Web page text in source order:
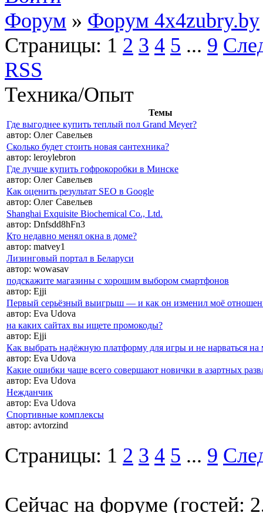
Форум » Форум 4x4zubry.by
Страницы: 1 2 3 4 5 ... 9
RSS
Техника/Опыт
Темы
Где выгоднее купить теплый пол Grand Meyer?
автор: Олег Савельев
Сколько будет стоить новая сантехника?
автор: leroylebron
Где лучше купить гофрокоробки в Минске
автор: Олег Савельев
Как оценить результат SEO в Google
автор: Олег Савельев
Shanghai Exquisite Biochemical Co., Ltd.
автор: Dnfsdd8hFn3
Кто недавно менял окна в доме?
автор: matvey1
Лизинговый портал в Беларуси
автор: wowasav
подскажите магазины с хорошим выбором смартфонов
автор: Ejji
Первый серьёзный выигрыш — и как он изменил моё
автор: Eva Udova
на каких сайтах вы ищете промокоды?
автор: Ejji
Как выбрать надёжную платформу для игры и не нарваться
автор: Eva Udova
Какие ошибки чаще всего совершают новички в азартных
автор: Eva Udova
Нежданчик
автор: Eva Udova
Спортивные комплексы
автор: avtorzind
Страницы: 1 2 3 4 5 ... 9
Сейчас на форуме (гостей: 2